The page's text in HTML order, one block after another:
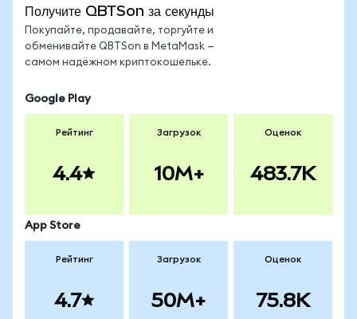
Получите QBTSon за секунды
Покупайте, продавайте, торгуйте и
обменивайте QBTSon в MetaMask —
самом надёжном криптокошельке.
Google Play
Рейтинг
4.4
Загрузок
10M+
Оценок
483.7K
App Store
Рейтинг
4.7
Загрузок
50M+
Оценок
75.8K